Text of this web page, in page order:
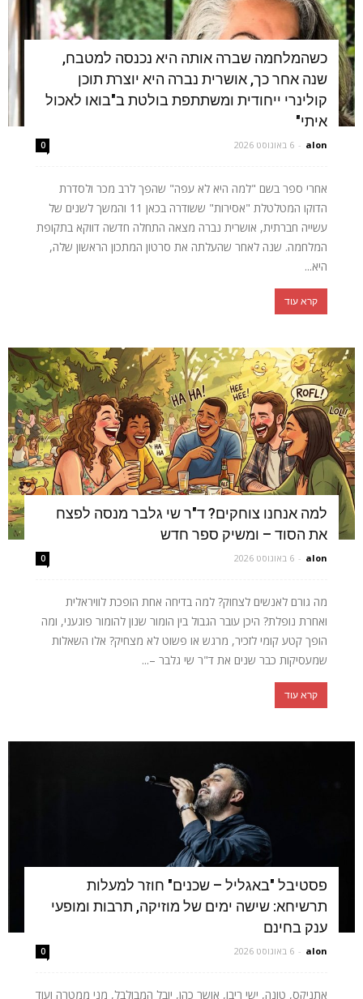
כשהמלחמה שברה אותה היא נכנסה למטבח,
שנה אחר כך, אושרית נברה היא יוצרת תוכן
קולינרי ייחודית ומשתתפת בולטת ב"בואו לאכול
איתי"
alon
- 6 באוגוסט 2026 0
אחרי ספר בשם "למה היא לא עפה" שהפך לרב מכר ולסדרת
הדוקו המטלטלת "אסירות" ששודרה בכאן 11 והמשך לשנים של
עשייה חברתית, אושרית נברה מצאה התחלה חדשה דווקא בתקופת
המלחמה. שנה לאחר שהעלתה את סרטון המתכון הראשון שלה,
היא...
קרא עוד
למה אנחנו צוחקים? ד"ר שי גלבר מנסה לפצח
את הסוד – ומשיק ספר חדש
alon
- 6 באוגוסט 2026 0
מה גורם לאנשים לצחוק? למה בדיחה אחת הופכת לוויראלית
ואחרת נופלת? היכן עובר הגבול בין הומור שנון להומור פוגעני, ומה
הופך קטע קומי לזכיר, מרגש או פשוט לא מצחיק? אלו השאלות
שמעסיקות כבר שנים את ד"ר שי גלבר –...
קרא עוד
פסטיבל "באגליל – שכנים" חוזר למעלות
תרשיחא: שישה ימים של מוזיקה, תרבות ומופעי
ענק בחינם
alon
- 6 באוגוסט 2026 0
אתניקס, טונה, ישי ריבו, אושר כהן, יובל המבולבל, מני ממטרה ועוד